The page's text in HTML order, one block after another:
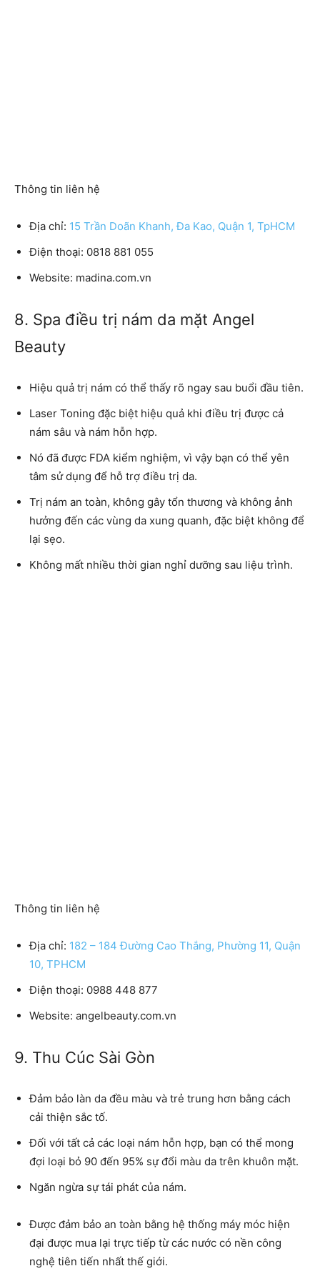
Thông tin liên hệ
Địa chỉ: 15 Trần Doãn Khanh, Đa Kao, Quận 1, TpHCM
Điện thoại: 0818 881 055
Website: madina.com.vn
8. Spa điều trị nám da mặt Angel
Beauty
Hiệu quả trị nám có thể thấy rõ ngay sau buổi đầu tiên.
Laser Toning đặc biệt hiệu quả khi điều trị được cả
nám sâu và nám hỗn hợp.
Nó đã được FDA kiểm nghiệm, vì vậy bạn có thể yên
tâm sử dụng để hỗ trợ điều trị da.
Trị nám an toàn, không gây tổn thương và không ảnh
hưởng đến các vùng da xung quanh, đặc biệt không để
lại sẹo.
Không mất nhiều thời gian nghỉ dưỡng sau liệu trình.
Thông tin liên hệ
Địa chỉ: 182 – 184 Đường Cao Thắng, Phường 11, Quận
10, TPHCM
Điện thoại: 0988 448 877
Website: angelbeauty.com.vn
9. Thu Cúc Sài Gòn
Đảm bảo làn da đều màu và trẻ trung hơn bằng cách
cải thiện sắc tố.
Đối với tất cả các loại nám hỗn hợp, bạn có thể mong
đợi loại bỏ 90 đến 95% sự đổi màu da trên khuôn mặt.
Ngăn ngừa sự tái phát của nám.
Được đảm bảo an toàn bằng hệ thống máy móc hiện
đại được mua lại trực tiếp từ các nước có nền công
nghệ tiên tiến nhất thế giới.